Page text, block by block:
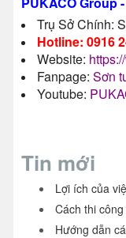
Trụ Sở Chính:
Hotline: 0916
Website:
Fanpage: Sơn
Youtube:
Tin mới
Lợi ích của
Cách thi
Hướng dẫn